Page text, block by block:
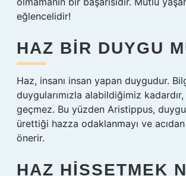
eğlencelidir!
HAZ BIR DUYGU
Haz, insanı insan yapan duygudur.
duygularımızla alabildiğimiz
geçmez. Bu yüzden Aristippus,
ürettiği hazza odaklanmayı ve acıdan
önerir.
HAZ HISSETMEK